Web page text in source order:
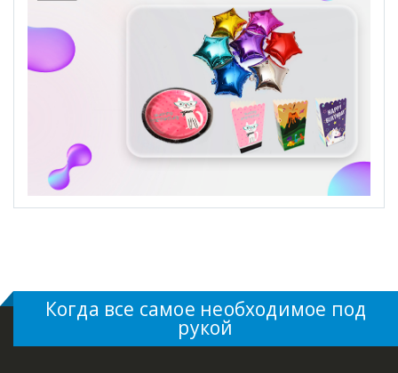
Когда все самое необходимое под
рукой